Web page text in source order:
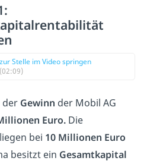
zur Stelle im Video springen
(02:09)
der Gewinn der Mobil AG
Euro.Die
liegen bei 10 Millionen Euro
besitzt ein Gesamtkapital